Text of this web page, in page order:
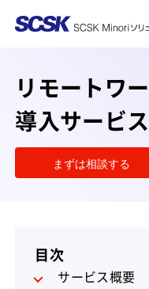
リモートワ
導入サービス
まずは相談する
目次
サービス概要